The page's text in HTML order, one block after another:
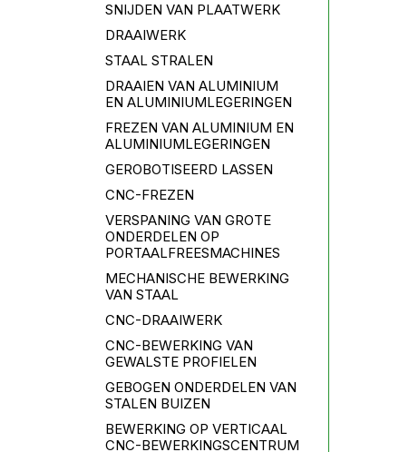
SNIJDEN VAN PLAATWERK
DRAAIWERK
STAAL STRALEN
DRAAIEN VAN ALUMINIUM
EN ALUMINIUMLEGERINGEN
FREZEN VAN ALUMINIUM EN
ALUMINIUMLEGERINGEN
GEROBOTISEERD LASSEN
CNC-FREZEN
VERSPANING VAN GROTE
ONDERDELEN OP
PORTAALFREESMACHINES
MECHANISCHE BEWERKING
VAN STAAL
CNC-DRAAIWERK
CNC-BEWERKING VAN
GEWALSTE PROFIELEN
GEBOGEN ONDERDELEN VAN
STALEN BUIZEN
BEWERKING OP VERTICAAL
CNC-BEWERKINGSCENTRUM